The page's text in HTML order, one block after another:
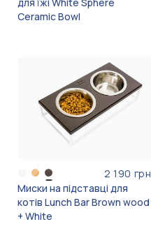
для їжі White Sphere
Ceramic Bowl
2 190 грн
Миски на підставці для
котів Lunch Bar Brown wood
+ White